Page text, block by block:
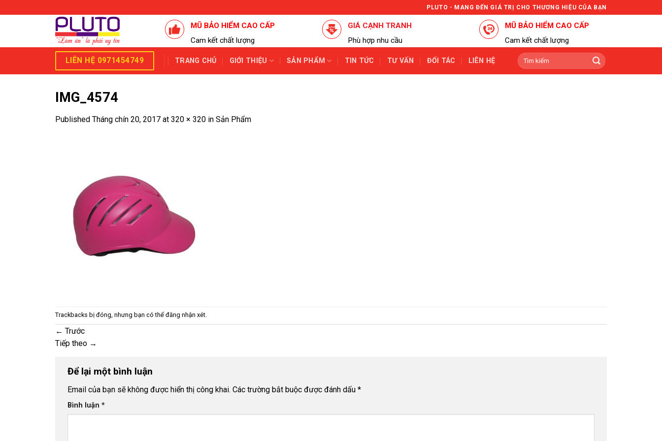
to
PLUTO - MANG ĐẾN GIÁ TRỊ CHO THƯƠNG HIỆU CỦA BẠN
MŨ BẢO HIỂM CAO CẤP
Cam kết chất lượng
GIÁ CẠNH TRANH
Phù hợp nhu cầu
MŨ BẢO HIỂM CAO CẤP
Cam kết chất lượng
LIÊN HỆ 0971454749 TRANG CHỦ GIỚI THIỆU SẢN PHẨM TIN TỨC TƯ VẤN ĐỐI TÁC LIÊN HỆ
Tìm
kiếm:
IMG_4574
Published Tháng chín 20, 2017 at 320 × 320 in Sản Phẩm
Trackbacks bị đóng, nhưng bạn có thể đăng nhận xét
← Trước
Tiếp theo →
Để lại một bình luận
Email của bạn sẽ không được hiển thị công khai. Các trường bắt buộc được đánh dấu *
Bình luận *